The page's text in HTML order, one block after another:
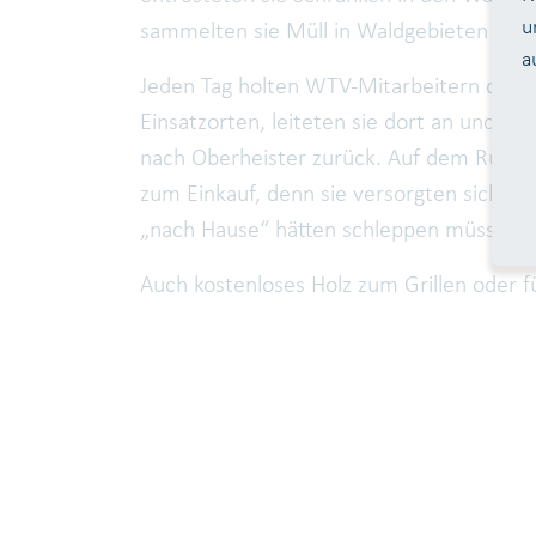
sammelten sie Müll in Waldgebieten
Jeden Tag holten WTV-Mitarbeitern die
Einsatzorten, leiteten sie dort an und
nach Oberheister zurück. Auf dem
zum Einkauf, denn sie versorgten sich
„nach Hause“ hätten schleppen
Auch kostenloses Holz zum Grillen oder